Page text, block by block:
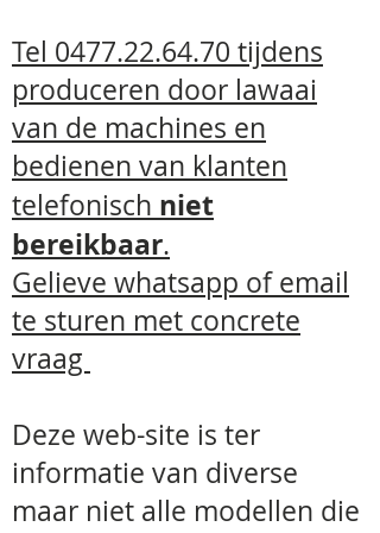
bedekt met 2 lagen
keiharde, zinkvrije second
generation powder coating ( in
zijn produktieproces heeft onze
leverancier de ISO9001:2000
kwaliteitsnorm behaald) . Door
optimale spijlafstand (vogel mag er
niet met zijn kop door kunnen
maar wel met zijn snavel) en
optimale traliedikte (vogel mag de
tralies niet kunnen doorbijten noch
naar elkaar toe plooien, de juiste
daarom ook een belangrijk element
lichtgewicht metalen zijn moderne
kooien lichter en handelbaarder
geworden.
De betere modellen hebben wielen
Tel 0477.22.64.70 tijdens
produceren door lawaai
van de machines en
bedienen van klanten
telefonisch niet
bereikbaar.
Gelieve whatsapp of email
te sturen met concrete
vraag
Deze web-site is ter
informatie van diverse
maar niet alle modellen die